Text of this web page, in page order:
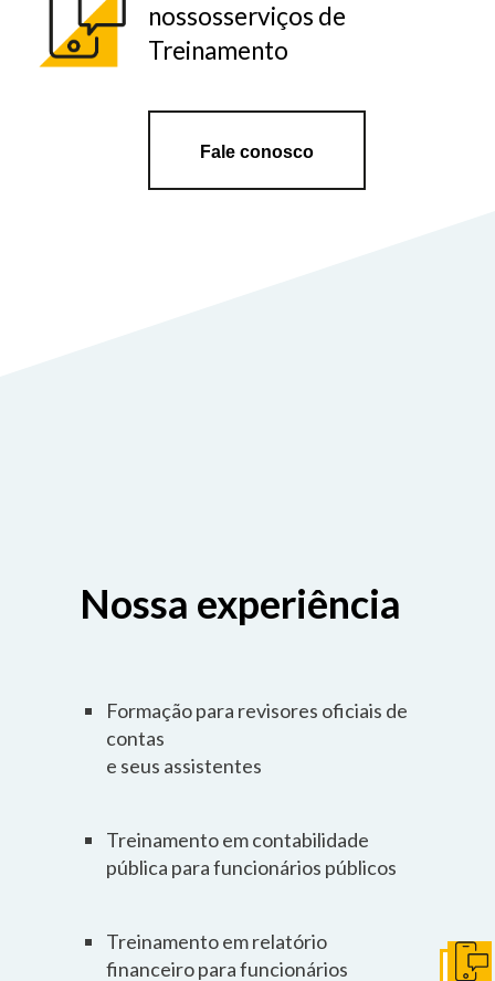
nossosserviços de
Treinamento
Fale conosco
Nossa experiência
Formação para revisores oficiais de
contas
e seus assistentes
Treinamento em contabilidade
pública para funcionários públicos
Treinamento em relatório
financeiro para funcionários